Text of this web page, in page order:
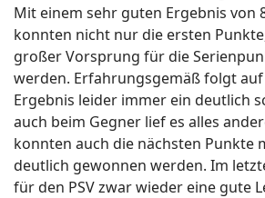
Mit einem sehr guten Ergebnis von
konnten nicht nur die ersten
großer Vorsprung für die
werden. Erfahrungsgemäß folgt
Ergebnis leider immer ein deutlich
auch beim Gegner lief es alles
konnten auch die nächsten Punkte
deutlich gewonnen werden. Im
für den PSV zwar wieder eine gute